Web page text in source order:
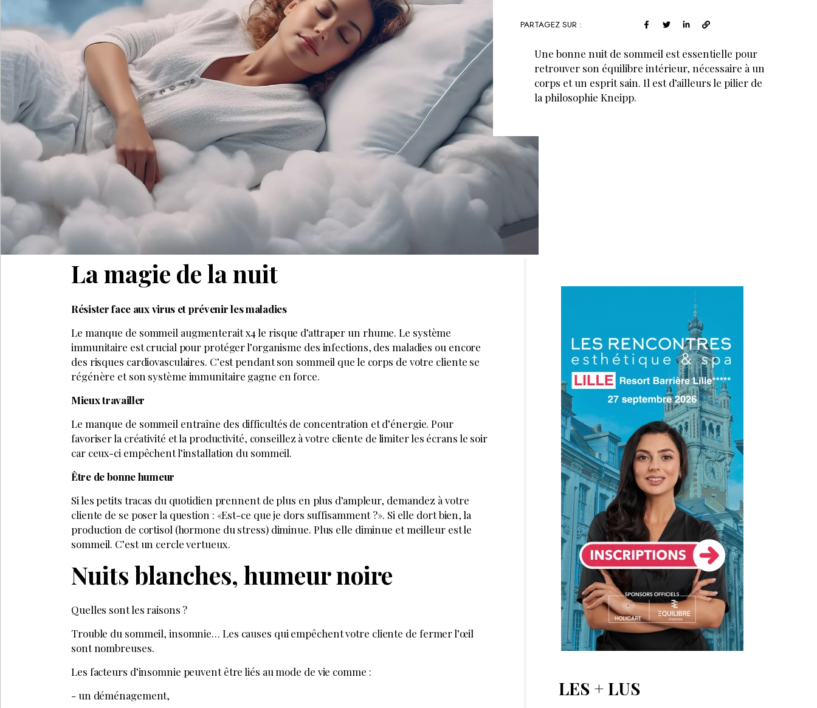
PARTAGEZ SUR :
Une bonne nuit de sommeil est essentielle pour
retrouver son équilibre intérieur, nécessaire à un
corps et un esprit sain. Il est d’ailleurs le pilier de
la philosophie Kneipp.
La magie de la nuit
Résister face aux virus et prévenir les maladies
Le manque de sommeil augmenterait x4 le risque d’attraper un rhume. Le système
immunitaire est crucial pour protéger l’organisme des infections, des maladies ou encore
des risques cardiovasculaires. C’est pendant son sommeil que le corps de votre cliente se
régénère et son système immunitaire gagne en force.
Mieux travailler
Le manque de sommeil entraîne des difficultés de concentration et d’énergie. Pour
favoriser la créativité et la productivité, conseillez à votre cliente de limiter les écrans le soir
car ceux-ci empêchent l’installation du sommeil.
Être de bonne humeur
Si les petits tracas du quotidien prennent de plus en plus d’ampleur, demandez à votre
cliente de se poser la question : «Est-ce que je dors suffisamme
LA SUITE EST RÉSERVÉE AUX ABONNÉS
Déjà abonné ?Se connecter
Accédez à tous nos articles et dossiers en illimité
Soyez informé en avant-première des actualités
évènements
LES + LUS